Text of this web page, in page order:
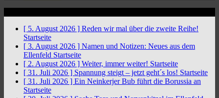
[ 5. August 2026 ] Reden wir mal über die zweite Reihe!
Startseite
[ 3. August 2026 ] Namen und Notizen: Neues aus dem
Ellenfeld Startseite
[ 2. August 2026 ] Weiter, immer weiter! Startseite
[ 31. Juli 2026 ] Spannung steigt – jetzt geht´s los! Startseite
[ 31. Juli 2026 ] Ein Neinkerjer Bub führt die Borussia an
Startseite